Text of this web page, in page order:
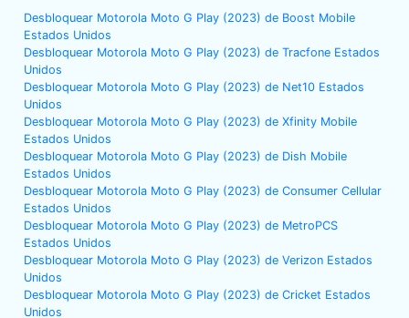
Desbloquear Motorola Moto G Play (2023) de Boost Mobile
Estados Unidos
Desbloquear Motorola Moto G Play (2023) de Tracfone Estados
Unidos
Desbloquear Motorola Moto G Play (2023) de Net10 Estados
Unidos
Desbloquear Motorola Moto G Play (2023) de Xfinity Mobile
Estados Unidos
Desbloquear Motorola Moto G Play (2023) de Dish Mobile
Estados Unidos
Desbloquear Motorola Moto G Play (2023) de Consumer Cellular
Estados Unidos
Desbloquear Motorola Moto G Play (2023) de MetroPCS
Estados Unidos
Desbloquear Motorola Moto G Play (2023) de Verizon Estados
Unidos
Desbloquear Motorola Moto G Play (2023) de Cricket Estados
Unidos